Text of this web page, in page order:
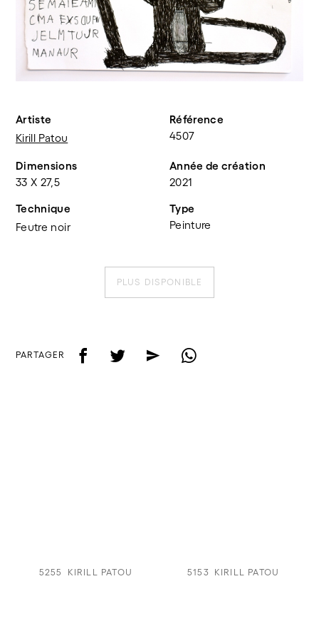
Artiste
Kirill Patou
Référence
4507
Dimensions
33 X 27,5
Année de création
2021
Technique
Feutre noir
Type
Peinture
PLUS DISPONIBLE
PARTAGER f t e w
5255 KIRILL PATOU 5153 KIRILL PATOU